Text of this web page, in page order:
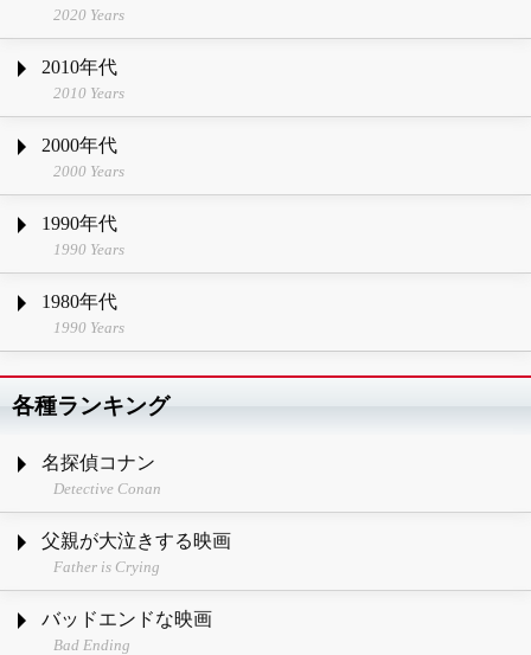
2020 Years
2010年代
2010 Years
2000年代
2000 Years
1990年代
1990 Years
1980年代
1990 Years
各種ランキング
名探偵コナン
Detective Conan
父親が大泣きする映画
Father is Crying
バッドエンドな映画
Bad Ending